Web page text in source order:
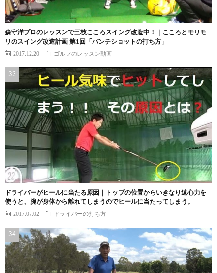
森守洋プロのレッスンで三枝こころスイング改造中！｜こころとモリモ
リのスイング改造計画 第1回「パンチショットの打ち方」
2017.12.20 ゴルフのレッスン動画
ドライバーがヒールに当たる原因｜トップの位置からいきなり遠心力を
使うと、腕が身体から離れてしまうのでヒールに当たってしまう。
2017.07.02 ドライバーの打ち方